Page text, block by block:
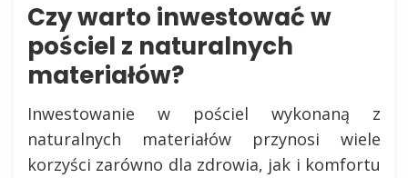
Czy warto inwestować w
pościel z naturalnych
materiałów?
Inwestowanie w pościel wykonaną z
naturalnych materiałów przynosi wiele
korzyści zarówno dla zdrowia, jak i komfortu